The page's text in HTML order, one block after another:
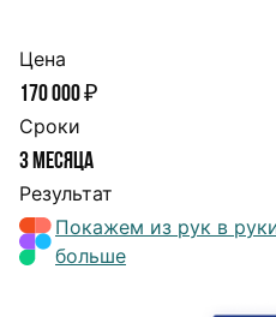
Цена
170 000 ₽
Сроки
3 месяца
Результат
Покажем из рук в
больше